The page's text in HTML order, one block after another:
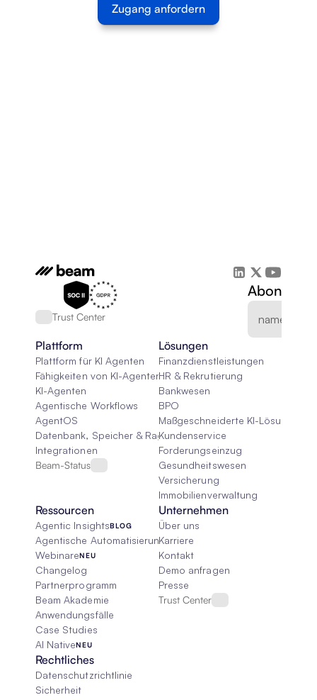
Zugang anfordern
Trust Center
Plattform
Plattform für KI Agenten
Fähigkeiten von KI-Agenten
KI-Agenten
Agentische Workflows
AgentOS
Datenbank, Speicher & Rag
Integrationen
Beam-Status
Lösungen
Finanzdienstleistungen
HR & Rekrutierung
Bankwesen
BPO
Maßgeschneiderte KI-Lösungen
Kundenservice
Forderungseinzug
Gesundheitswesen
Versicherung
Immobilienverwaltung
Ressourcen
Agentic InsightsBLOG
Agentische Automatisierung 101
WebinareNEU
Changelog
Partnerprogramm
Beam Akademie
Anwendungsfälle
Case Studies
AI NativeNEU
Unternehmen
Über uns
Karriere
Kontakt
Demo anfragen
Presse
Trust Center
Rechtliches
Datenschutzrichtlinie
Sicherheit